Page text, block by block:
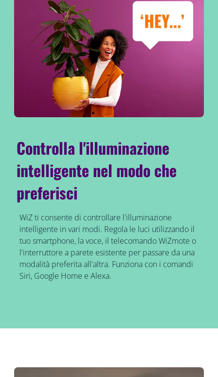
Controlla l'illuminazione
intelligente nel modo che
preferisci
WiZ ti consente di controllare l'illuminazione
intelligente in vari modi. Regola le luci utilizzando il
tuo smartphone, la voce, il telecomando WiZmote o
l'interruttore a parete esistente per passare da una
modalità preferita all'altra. Funziona con i comandi
Siri, Google Home e Alexa.